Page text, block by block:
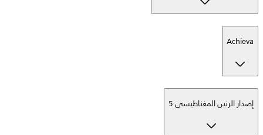
Achieva
إصدار الرنين المغناطيسي 5